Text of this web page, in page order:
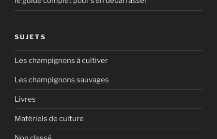
SUJETS
Les champignons à cultiver
Les champignons sauvages
Livres
Matériels de culture